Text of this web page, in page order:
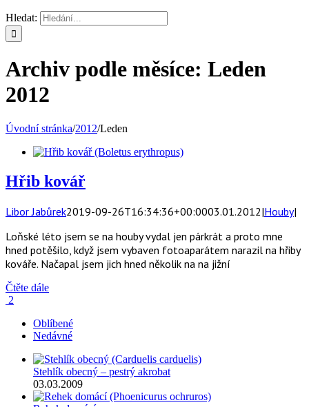
Hledat:
Archiv podle měsíce: Leden
2012
Úvodní stránka/2012/Leden
Hřib kovář
Libor Jabůrek2019-09-26T16:34:36+00:0003.01.2012|Houby|
Loňské léto jsem se na houby vydal jen párkrát a proto mne
hned potěšilo, když jsem vybaven fotoaparátem narazil na hřiby
kováře. Načapal jsem jich hned několik na na jižní
Čtěte dále
2
Oblíbené
Nedávné
Stehlík obecný – pestrý akrobat
03.03.2009